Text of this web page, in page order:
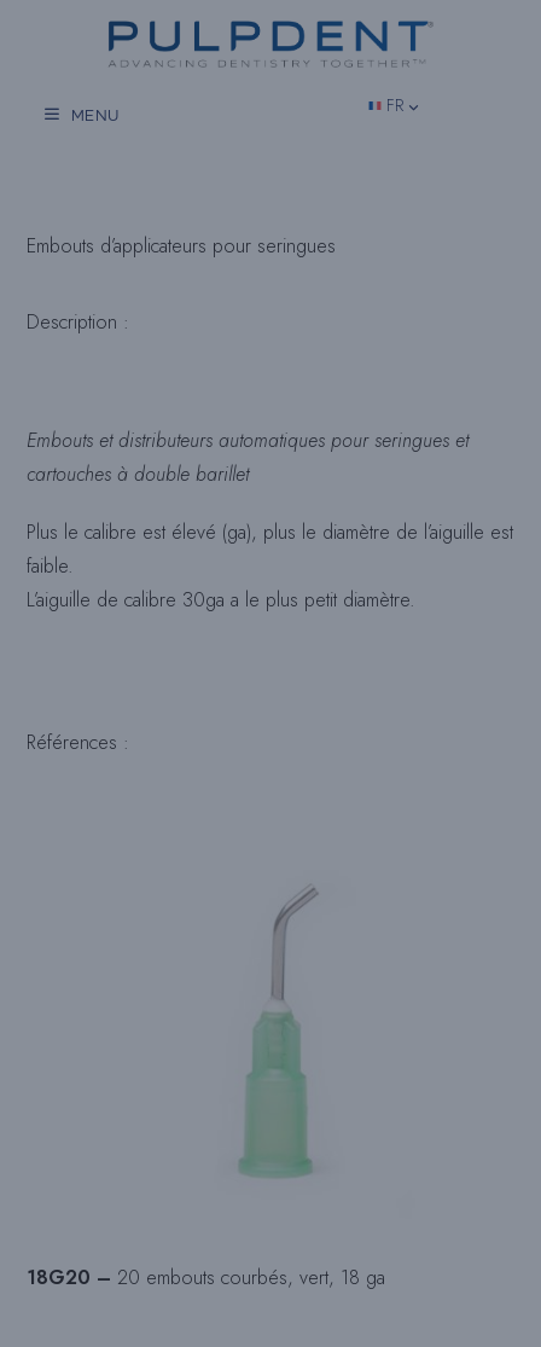
MENU FR
Embouts d’applicateurs pour seringues
Description :
Embouts et distributeurs automatiques pour seringues et
cartouches à double barillet
Plus le calibre est élevé (ga), plus le diamètre de l’aiguille est
faible.
L’aiguille de calibre 30ga a le plus petit diamètre.
Références :
18G20 – 20 embouts courbés, vert, 18 ga